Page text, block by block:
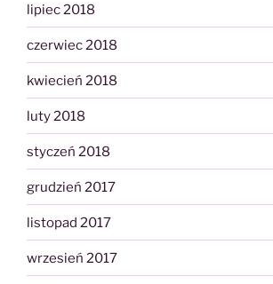
lipiec 2018
czerwiec 2018
kwiecień 2018
luty 2018
styczeń 2018
grudzień 2017
listopad 2017
wrzesień 2017